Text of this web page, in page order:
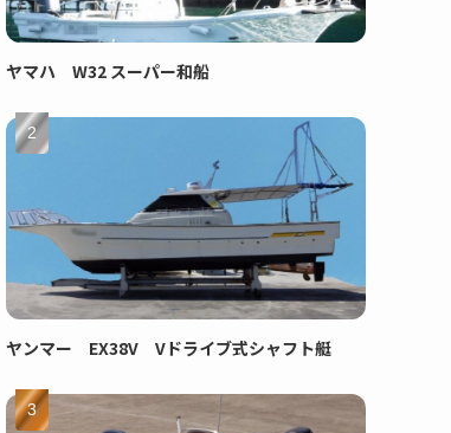
ヤマハ W32 スーパー和船
ヤンマー EX38V Vドライブ式シャフト艇